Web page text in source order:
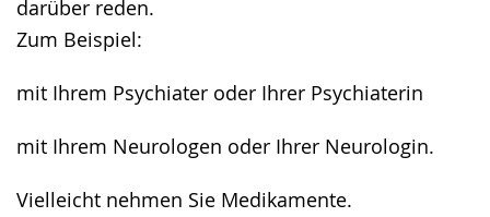
darüber reden.
Zum Beispiel:
mit Ihrem Psychiater oder Ihrer Psychiaterin
mit Ihrem Neurologen oder Ihrer Neurologin.
Vielleicht nehmen Sie Medikamente.